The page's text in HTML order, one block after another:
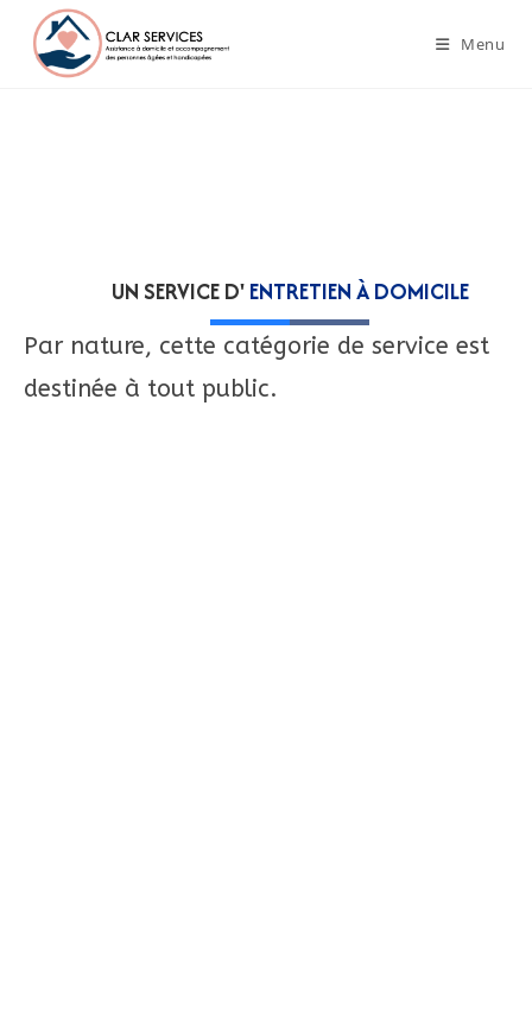
Menu
UN SERVICE D' ENTRETIEN À DOMICILE
Par nature, cette catégorie de service est
destinée à tout public.